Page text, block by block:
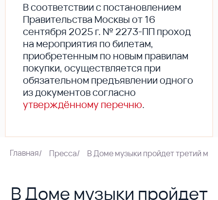
В соответствии с постановлением
Правительства Москвы от 16
сентября 2025 г. № 2273-ПП проход
на мероприятия по билетам,
приобретенным по новым правилам
покупки, осуществляется при
обязательном предъявлении одного
из документов согласно
утверждённому перечню.
Главная/ Пресса/ В Доме музыки пройдет третий
В Доме музыки пройдет